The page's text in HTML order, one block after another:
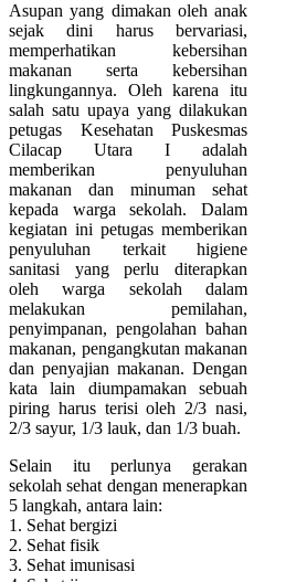
Asupan yang dimakan oleh anak
sejak dini harus bervariasi,
memperhatikan kebersihan
makanan serta kebersihan
lingkungannya. Oleh karena itu
salah satu upaya yang dilakukan
petugas Kesehatan Puskesmas
Cilacap Utara I adalah
memberikan penyuluhan
makanan dan minuman sehat
kepada warga sekolah. Dalam
kegiatan ini petugas memberikan
penyuluhan terkait higiene
sanitasi yang perlu diterapkan
oleh warga sekolah dalam
melakukan pemilahan,
penyimpanan, pengolahan bahan
makanan, pengangkutan makanan
dan penyajian makanan. Dengan
kata lain diumpamakan sebuah
piring harus terisi oleh 2/3 nasi,
2/3 sayur, 1/3 lauk, dan 1/3 buah.
Selain itu perlunya gerakan
sekolah sehat dengan menerapkan
5 langkah, antara lain:
1. Sehat bergizi
2. Sehat fisik
3. Sehat imunisasi